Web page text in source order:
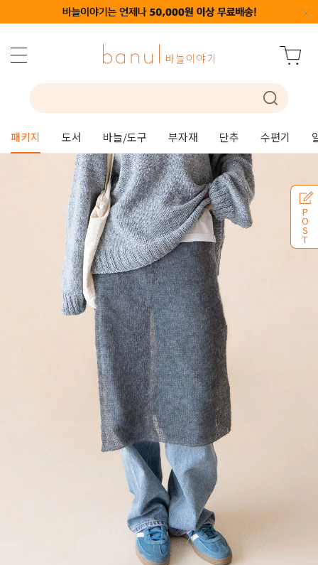
패키지 도서 바늘/도구 부자재 단추 수편기
P
O
S
T